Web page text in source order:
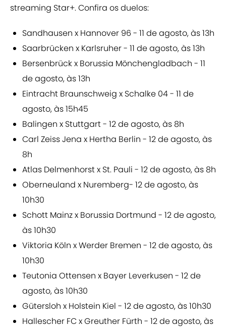
streaming Star+. Confira os duelos:
Sandhausen x Hannover 96 - 11 de agosto, às 13h
Saarbrücken x Karlsruher - 11 de agosto, às 13h
Bersenbrück x Borussia Mönchengladbach - 11
de agosto, às 13h
Eintracht Braunschweig x Schalke 04 - 11 de
agosto, às 15h45
Balingen x Stuttgart - 12 de agosto, às 8h
Carl Zeiss Jena x Hertha Berlin - 12 de agosto, às
8h
Atlas Delmenhorst x St. Pauli - 12 de agosto, às 8h
Oberneuland x Nuremberg- 12 de agosto, às
10h30
Schott Mainz x Borussia Dortmund - 12 de agosto,
às 10h30
Viktoria Köln x Werder Bremen - 12 de agosto, às
10h30
Teutonia Ottensen x Bayer Leverkusen - 12 de
agosto, às 10h30
Gütersloh x Holstein Kiel - 12 de agosto, às 10h30
Hallescher FC x Greuther Fürth - 12 de agosto, às